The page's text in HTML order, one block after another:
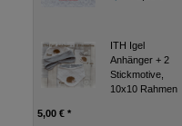
ITH Igel
Anhänger + 2
Stickmotive,
10x10 Rahmen
5,00 € *